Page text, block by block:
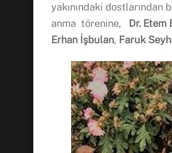
yakınındaki dostlarından
anma törenine, Dr. Etem
Erhan İşbulan, Faruk